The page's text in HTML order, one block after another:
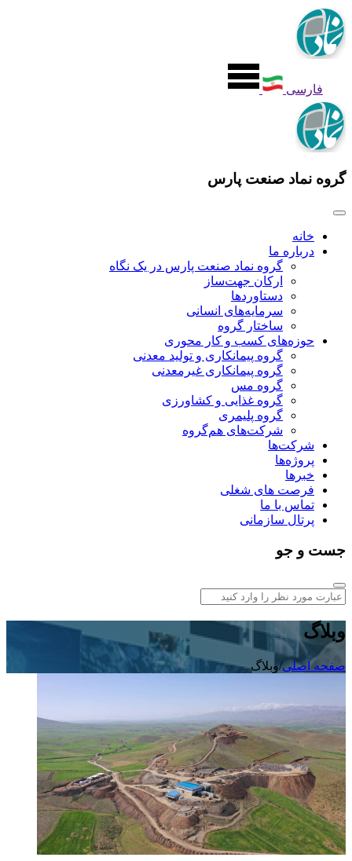
فارسی
گروه نماد صنعت پارس
خانه
درباره ما
گروه نماد صنعت پارس در یک نگاه
ارکان جهت‌ساز
دستاوردها
سرمایه‌های انسانی
ساختار گروه
حوزه‌های کسب‌ و‌ کار محوری
گروه پیمانکاری و تولید معدنی
گروه پیمانکاری غیرمعدنی
گروه مس
گروه غذایی و کشاورزی
گروه پلیمری
شرکت‌های هم‌گروه
شرکت‌ها
پروژه‌ها
خبرها
فرصت های شغلی
تماس با ما
پرتال سازمانی
جست و جو
وبلاگ
صفحه اصلی/وبلاگ